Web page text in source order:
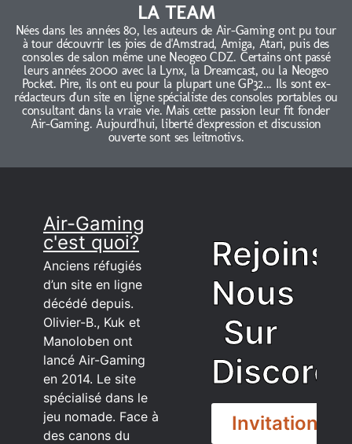
LA TEAM
Nées dans les années 80, les auteurs de Air-Gaming ont pu tour
à tour découvrir les joies de d'Amstrad, Amiga, Atari, puis des
consoles de salon même une Neogeo CDZ. Certains ont passé
leurs années 2000 avec la Lynx, la Dreamcast, ou la Neogeo
Pocket. Pire, ils ont eu pour la plupart une GP32... Ils sont ex-
rédacteurs d'un site en ligne spécialiste des consoles portables ou
consultant dans la vraie vie. Mais cette passion leur fit fonder
Air-Gaming. Aujourd'hui, liberté d'expression et discussion
ouverte sont ses leitmotivs.
Air-Gaming
c'est quoi?
Anciens réfugiés
d’un site en ligne
décédé depuis.
Olivier-B., Kuk et
Manoloben ont
lancé Air-Gaming
en 2014. Le site
spécialisé dans le
jeu nomade. Face à
des canons du
Rejoins
Nous
Sur
Discord
Invitation